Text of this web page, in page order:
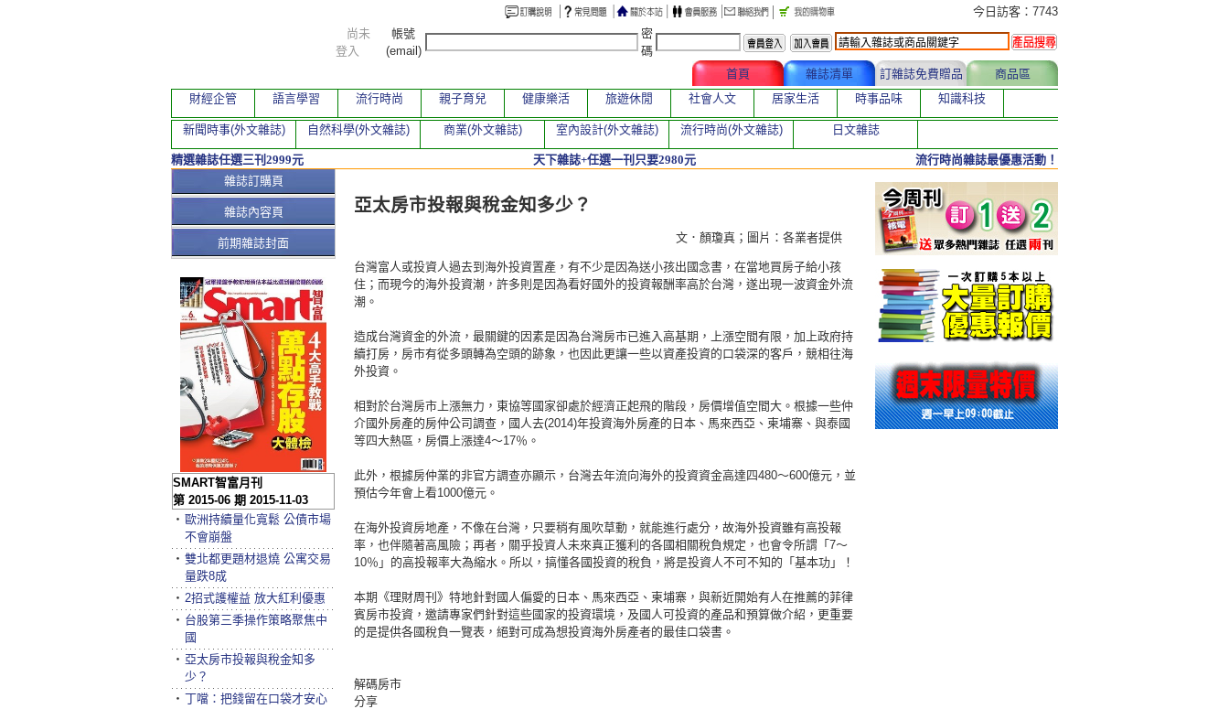
本期文章
亞太房市投報與稅金知多少？
文．顏瓊真；圖片：各業者提供
台灣富人或投資人過去到海外投資置產，有不少是因為送小孩出國念書，在當地買房子給小孩
住；而現今的海外投資潮，許多則是因為看好國外的投資報酬率高於台灣，遂出現一波資金外流
潮。
造成台灣資金的外流，最關鍵的因素是因為台灣房市已進入高基期，上漲空間有限，加上政府持
續打房，房市有從多頭轉為空頭的跡象，也因此更讓一些以資產投資的口袋深的客戶，競相往海
外投資。
相對於台灣房市上漲無力，東協等國家卻處於經濟正起飛的階段，房價增值空間大。根據一些仲
介國外房產的房仲公司調查，國人去(2014)年投資海外房產的日本、馬來西亞、柬埔寨、與泰國
等四大熱區，房價上漲達4～17％。
此外，根據房仲業的非官方調查亦顯示，台灣去年流向海外的投資資金高達四480～600億元，並
預估今年會上看1000億元。
在海外投資房地產，不像在台灣，只要稍有風吹草動，就能進行處分，故海外投資雖有高投報
率，也伴隨著高風險；再者，關乎投資人未來真正獲利的各國相關稅負規定，也會令所謂「7～
10％」的高投報率大為縮水。所以，搞懂各國投資的稅負，將是投資人不可不知的「基本功」！
本期《理財周刊》特地針對國人偏愛的日本、馬來西亞、柬埔寨，與新近開始有人在推薦的菲律
賓房市投資，邀請專家們針對這些國家的投資環境，及國人可投資的產品和預算做介紹，更重要
的是提供各國稅負一覽表，絕對可成為想投資海外房產者的最佳口袋書。
解碼房市
分享
雜誌訂購頁
雜誌內容頁
前期雜誌封面
SMART智富月刊
第 2015-06 期 2015-11-03
‧ 歐洲持續量化寬鬆 公債市場
不會崩盤
‧ 雙北都更題材退燒 公寓交易
量跌8成
‧ 2招式護權益 放大紅利優惠
‧ 台股第三季操作策略聚焦中
國
‧ 亞太房市投報與稅金知多
少？
‧ 丁噹：把錢留在口袋才安心
今日訪客：7743
尚未
登入
帳號
(email)
密
碼
首頁 雜誌清單 訂雜誌免費贈品
商品區
財經企管
語言學習 流行時尚 親子育兒 健康樂活 旅遊休閒 社會人文 居家生活 時事品味 知識科技
新聞時事(外文雜誌) 自然科學(外文雜誌) 商業(外文雜誌) 室內設計(外文雜誌) 流行時尚(外文雜誌) 日文雜誌
精選雜誌任選三刊2999元 天下雜誌+任選一刊只要2980元 流行時尚雜誌最優惠活動！